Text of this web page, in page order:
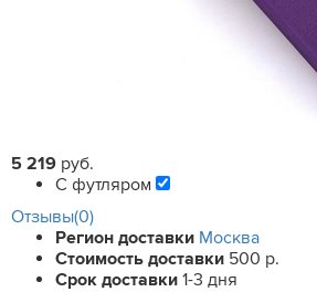
5 219 руб.
С футляром
Отзывы(0)
Регион доставки Москва
Стоимость доставки 500 р.
Срок доставки 1-3 дня